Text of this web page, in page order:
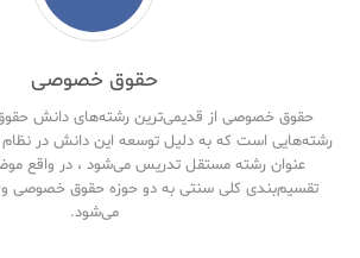
حقوق خصوصی
حقوق خصوصی از قدیمی‌ترین رشته‌های دانش
رشته‌هایی است که به دلیل توسعه این دانش در
عنوان رشته مستقل تدریس می‌شود ، در واقع
تقسیم‌بندی کلی سنتی به دو حوزه حقوق خصوصی
می‌شود.